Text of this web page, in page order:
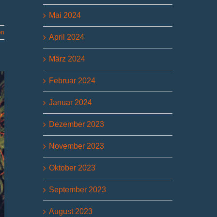
Mai 2024
April 2024
März 2024
Februar 2024
Januar 2024
Dezember 2023
November 2023
Oktober 2023
September 2023
August 2023